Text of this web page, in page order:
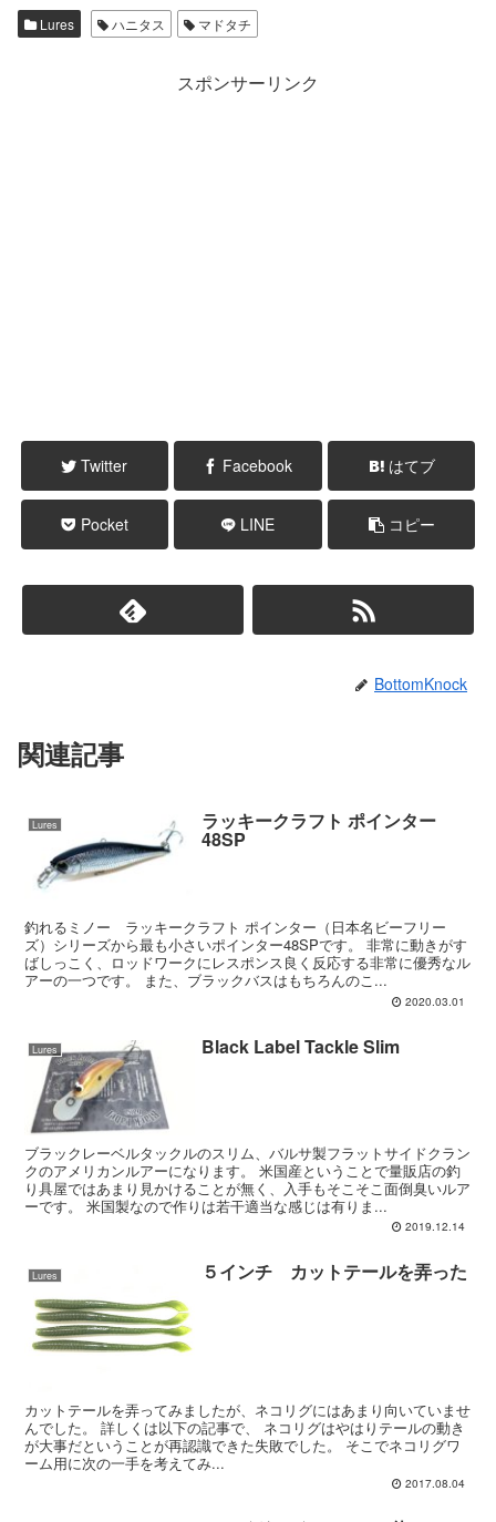
Lures ハニタス マドタチ
スポンサーリンク
Twitter Facebook はてブ
Pocket LINE コピー
BottomKnock
関連記事
Lures ラッキークラフト ポインター
48SP
釣れるミノー ラッキークラフト ポインター（日本名ビーフリー
ズ）シリーズから最も小さいポインター48SPです。 非常に動きがす
ばしっこく、ロッドワークにレスポンス良く反応する非常に優秀なル
アーの一つです。 また、ブラックバスはもちろんのこ...
2020.03.01
Lures Black Label Tackle Slim
ブラックレーベルタックルのスリム、バルサ製フラットサイドクラン
クのアメリカンルアーになります。 米国産ということで量販店の釣
り具屋ではあまり見かけることが無く、入手もそこそこ面倒臭いルア
ーです。 米国製なので作りは若干適当な感じは有りま...
2019.12.14
Lures ５インチ カットテールを弄った
カットテールを弄ってみましたが、ネコリグにはあまり向いていませ
んでした。 詳しくは以下の記事で、 ネコリグはやはりテールの動き
が大事だということが再認識できた失敗でした。 そこでネコリグワ
ーム用に次の一手を考えてみ...
2017.08.04